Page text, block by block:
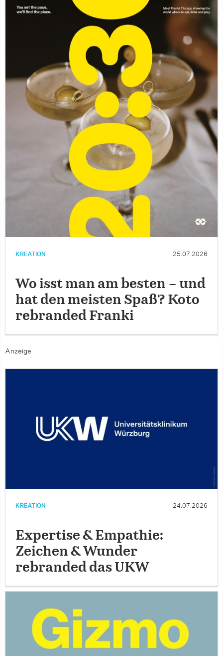
KREATION 25.07.2026
Wo isst man am besten – und
hat den meisten Spaß? Koto
rebranded Franki
Anzeige
KREATION 24.07.2026
Expertise & Empathie:
Zeichen & Wunder
rebranded das UKW